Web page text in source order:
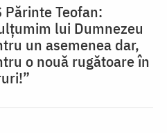
Părinte Teofan:
lui Dumnezeu
un asemenea dar,
o nouă rugătoare în